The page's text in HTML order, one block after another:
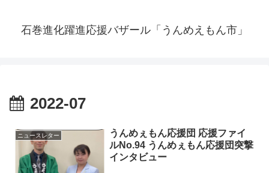
石巻進化躍進応援バザール「うんめえもん市」
2022-07
ニュースレター
うんめぇもん応援団 応援ファイ
ルNo.94 うんめぇもん応援団突撃
インタビュー